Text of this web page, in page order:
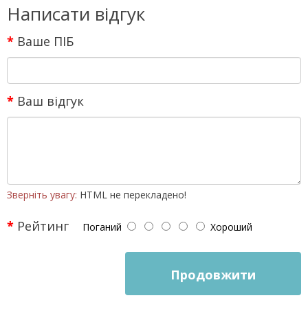
Написати відгук
Ваше ПІБ
Ваш відгук
Зверніть увагу: HTML не перекладено!
Рейтинг Поганий Хороший
Продовжити